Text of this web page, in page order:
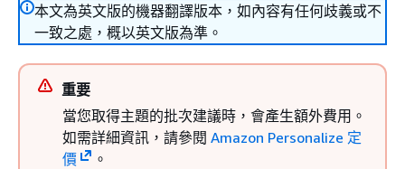
本文為英文版的機器翻譯版本，如內容有任何歧義或不
一致之處，概以英文版為準。
重要
當您取得主題的批次建議時，會產生額外費用。
如需詳細資訊，請參閱 Amazon Personalize 定
價
。